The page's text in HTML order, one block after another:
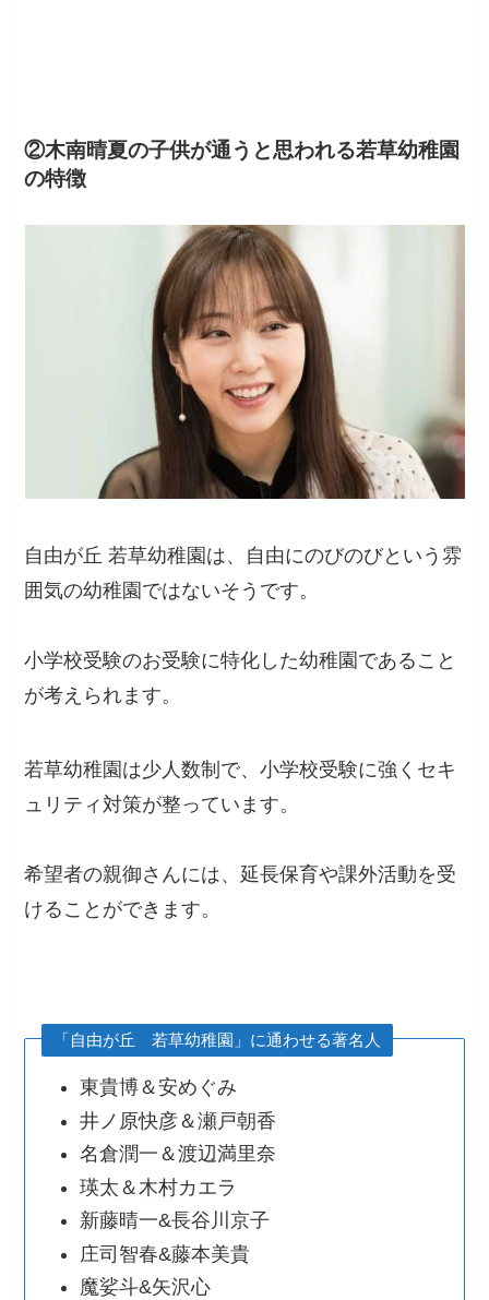
②木南晴夏の子供が通うと思われる若草幼稚園
の特徴
自由が丘 若草幼稚園は、自由にのびのびという雰
囲気の幼稚園ではないそうです。
小学校受験のお受験に特化した幼稚園であること
が考えられます。
若草幼稚園は少人数制で、小学校受験に強くセキ
ュリティ対策が整っています。
希望者の親御さんには、延長保育や課外活動を受
けることができます。
「自由が丘 若草幼稚園」に通わせる著名人
東貴博＆安めぐみ
井ノ原快彦＆瀬戸朝香
名倉潤一＆渡辺満里奈
瑛太＆木村カエラ
新藤晴一&長谷川京子
庄司智春&藤本美貴
魔娑斗&矢沢心